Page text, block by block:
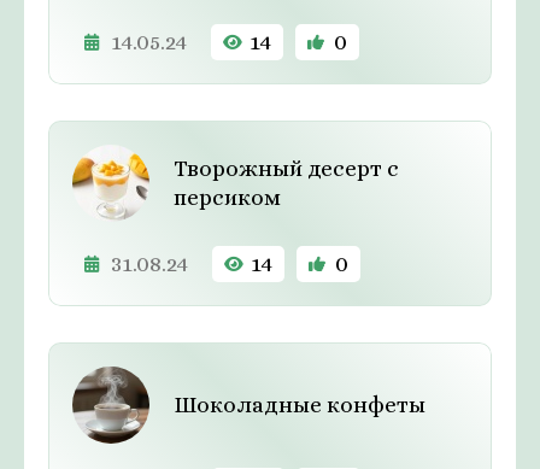
14.05.24 14 0
Творожный десерт с
персиком
31.08.24 14 0
Шоколадные конфеты